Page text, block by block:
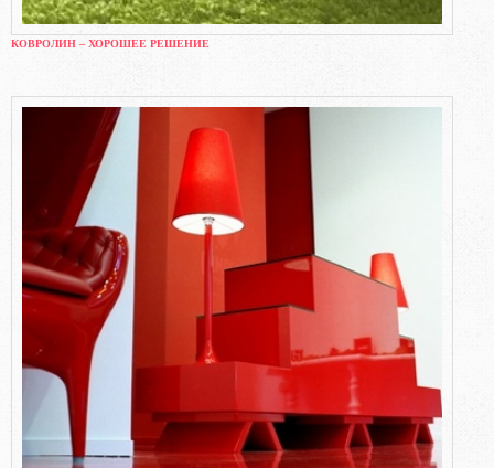
КОВРОЛИН – ХОРОШЕЕ РЕШЕНИЕ